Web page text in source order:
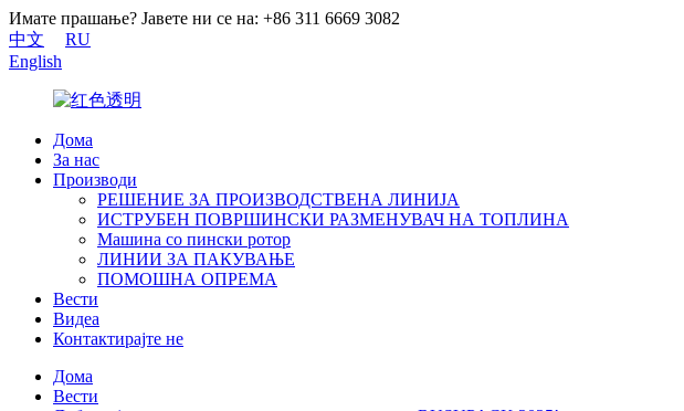
Имате прашање? Јавете ни се на: +86 311 6669 3082
中文
RU
English
Дома
За нас
Производи
РЕШЕНИЕ ЗА ПРОИЗВОДСТВЕНА ЛИНИЈА
ИСТРУБЕН ПОВРШИНСКИ РАЗМЕНУВАЧ НА ТОПЛИНА
Машина со пински ротор
ЛИНИИ ЗА ПАКУВАЊЕ
ПОМОШНА ОПРЕМА
Вести
Видеа
Контактирајте не
Дома
Вести